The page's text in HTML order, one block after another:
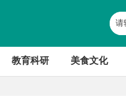
教育科研 美食文化